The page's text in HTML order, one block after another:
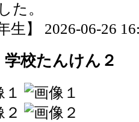
た。
生】 2026-06-26
校たんけん２